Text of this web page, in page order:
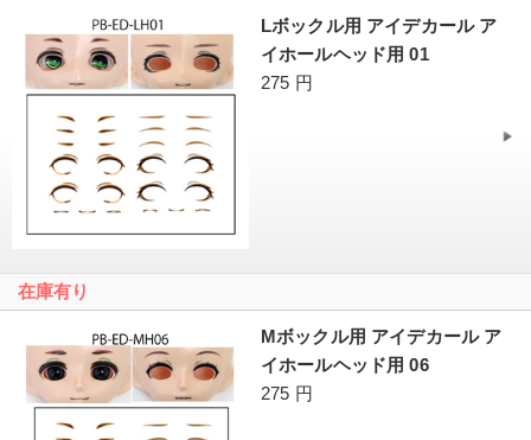
Lボックル用 アイデカール ア
イホールヘッド用 01
275 円
在庫有り
Mボックル用 アイデカール ア
イホールヘッド用 06
275 円